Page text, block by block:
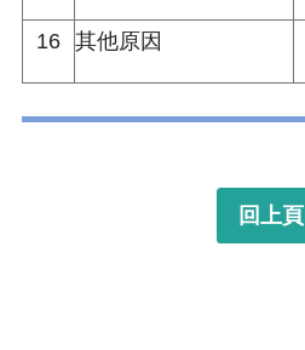
16 其他原因
回上頁